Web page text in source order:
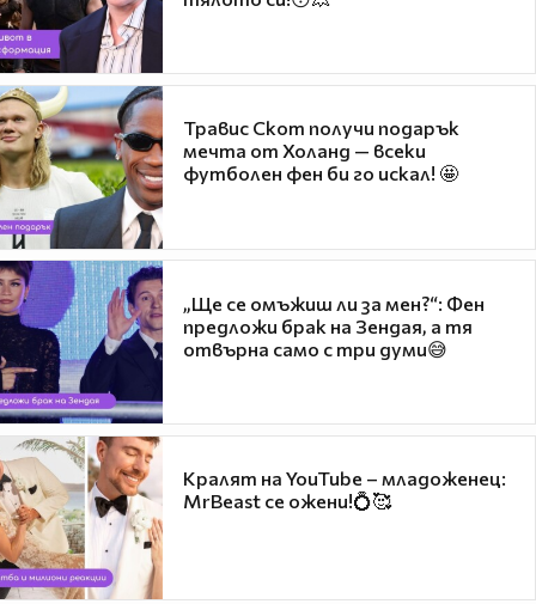
Травис Скот получи подарък
мечта от Холанд — всеки
футболен фен би го искал! 🤩
„Ще се омъжиш ли за мен?“: Фен
предложи брак на Зендая, а тя
отвърна само с три думи😅
Кралят на YouTube – младоженец:
MrBeast се ожени!💍🥰